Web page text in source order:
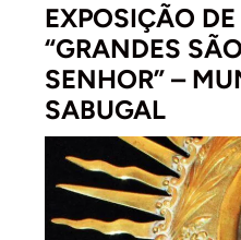
EXPOSIÇÃO
“GRANDES
SENHOR” –
SABUGAL